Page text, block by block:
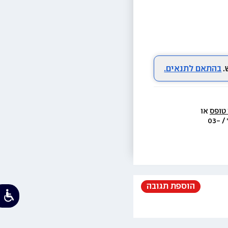
בהתאם לתנאים.
טופס
  או בת.ד 438 ראשון לציון או בטל׳  3733* / 03-
הוספת תגובה